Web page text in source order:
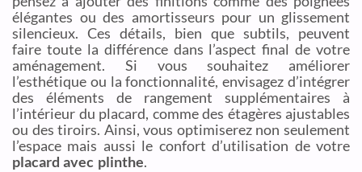
élégantes ou des amortisseurs pour un glissement
silencieux. Ces détails, bien que subtils, peuvent
faire toute la différence dans l’aspect final de votre
aménagement. Si vous souhaitez améliorer
l’esthétique ou la fonctionnalité, envisagez d’intégrer
des éléments de rangement supplémentaires à
l’intérieur du placard, comme des étagères ajustables
ou des tiroirs. Ainsi, vous optimiserez non seulement
l’espace mais aussi le confort d’utilisation de votre
placard avec plinthe.